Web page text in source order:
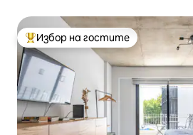
Най-популярен избор на гостите
Избор на гостите